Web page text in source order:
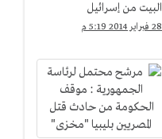
البيت من إسرائيل
28 فبراير 2014 5:19 م